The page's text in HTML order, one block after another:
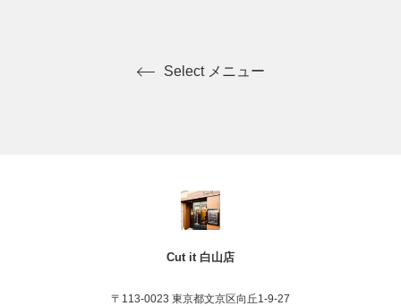
Select メニュー
Cut it 白山店
〒113-0023 東京都文京区向丘1-9-27